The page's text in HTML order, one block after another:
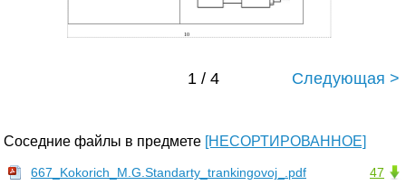
10
1 / 4 Следующая >
Соседние файлы в предмете [НЕСОРТИРОВАННОЕ]
47
667_Kokorich_M.G.Standarty_trankingovoj_.pdf